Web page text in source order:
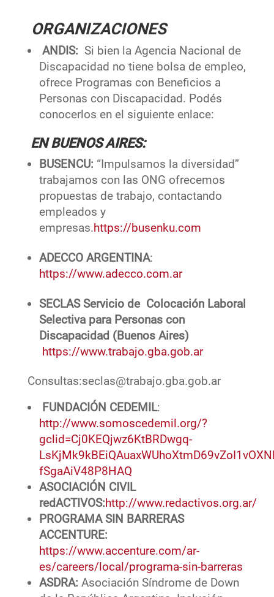
ORGANIZACIONES
ANDIS: Si bien la Agencia Nacional de
Discapacidad no tiene bolsa de empleo,
ofrece Programas con Beneficios a
Personas con Discapacidad. Podés
conocerlos en el siguiente enlace:
EN BUENOS AIRES:
BUSENCU: “Impulsamos la diversidad”
trabajamos con las ONG ofrecemos
propuestas de trabajo, contactando
empleados y
empresas.https://busenku.com
ADECCO ARGENTINA:
https://www.adecco.com.ar
SECLAS Servicio de Colocación Laboral
Selectiva para Personas con
Discapacidad (Buenos Aires)
https://www.trabajo.gba.gob.ar
Consultas:seclas@trabajo.gba.gob.ar
FUNDACIÓN CEDEMIL:
http://www.somoscedemil.org/?
gclid=Cj0KEQjwz6KtBRDwgq-
fSgaAiV48P8HAQ
ASOCIACIÓN CIVIL
redACTIVOS:http://www.redactivos.org.ar/
PROGRAMA SIN BARRERAS
ACCENTURE:
https://www.accenture.com/ar-
es/careers/local/programa-sin-barreras
ASDRA: Asociación Síndrome de Down